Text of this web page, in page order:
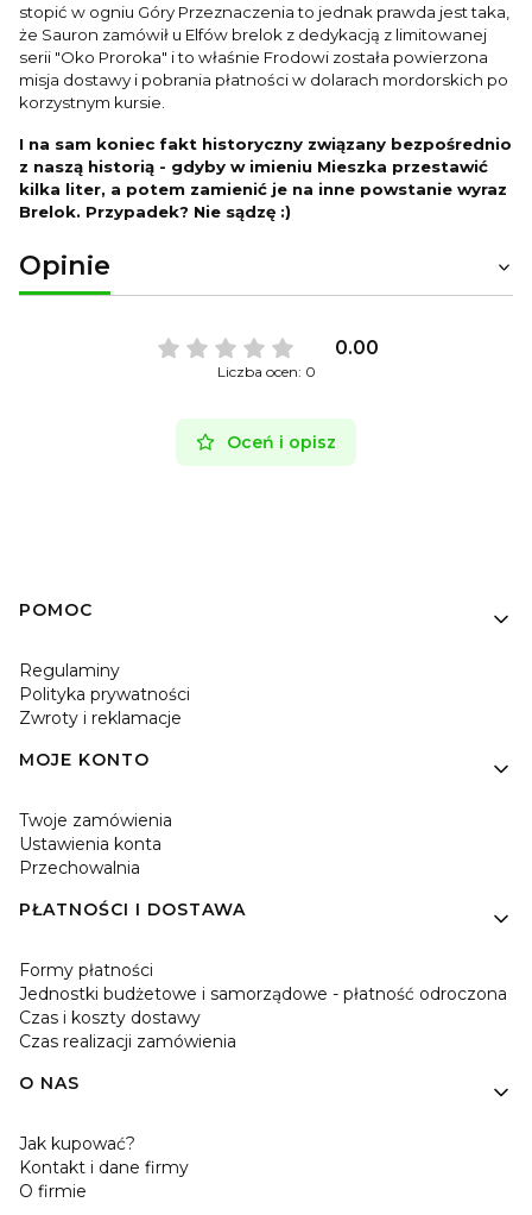
stopić w ogniu Góry Przeznaczenia to jednak prawda jest taka,
że Sauron zamówił u Elfów brelok z dedykacją z limitowanej
serii "Oko Proroka" i to właśnie Frodowi została powierzona
misja dostawy i pobrania płatności w dolarach mordorskich po
korzystnym kursie.
I na sam koniec fakt historyczny związany bezpośrednio
z naszą historią - gdyby w imieniu Mieszka przestawić
kilka liter, a potem zamienić je na inne powstanie wyraz
Brelok. Przypadek? Nie sądzę :)
Opinie
0.00
Liczba ocen: 0
Oceń i opisz
Linki w stopce
POMOC
Regulaminy
Polityka prywatności
Zwroty i reklamacje
MOJE KONTO
Twoje zamówienia
Ustawienia konta
Przechowalnia
PŁATNOŚCI I DOSTAWA
Formy płatności
Jednostki budżetowe i samorządowe - płatność odroczona
Czas i koszty dostawy
Czas realizacji zamówienia
O NAS
Jak kupować?
Kontakt i dane firmy
O firmie